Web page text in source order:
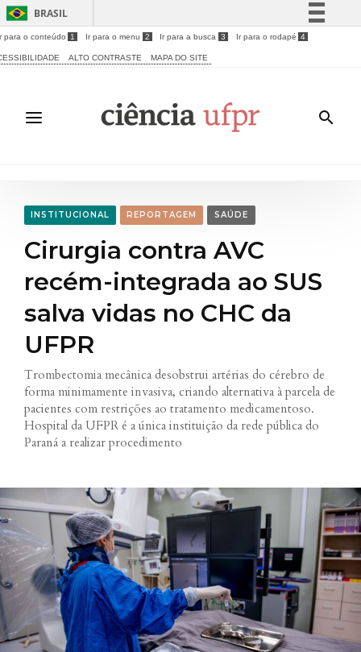
BRASIL
Simplifique!
Acesso à informação
Legislação
para o conteúdo 1 Ir para o menu 2 Ir para a busca 3 Ir para o rodapé 4
ALTO CONTRASTE MAPA DO SITE
INSTITUCIONAL REPORTAGEM SAÚDE
Cirurgia contra AVC
recém-integrada ao SUS
salva vidas no CHC da
UFPR
Trombectomia mecânica desobstrui artérias do cérebro de
forma minimamente invasiva, criando alternativa à parcela de
pacientes com restrições ao tratamento medicamentoso.
Hospital da UFPR é a única instituição da rede pública do
Paraná a realizar procedimento